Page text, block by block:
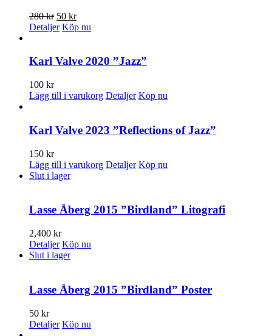
280kr Det
ursprungliga
280 kr.
50 krDet
nuvarande
50 kr.
Detaljer Köp nu
Karl Valve 2020 ”Jazz”
100 kr
Lägg till i varukorg Detaljer Köp nu
Karl Valve 2023 ”Reflections of Jazz”
150 kr
Lägg till i varukorg Detaljer Köp nu
Slut i lager
Lasse Åberg 2015 ”Birdland” Litografi
2,400 kr
Detaljer Köp nu
Slut i lager
Lasse Åberg 2015 ”Birdland” Poster
50 kr
Detaljer Köp nu